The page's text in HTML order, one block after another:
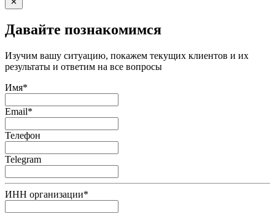
Давайте познакомимся
Изучим вашу ситуацию, покажем текущих клиентов и их
результаты и ответим на все вопросы
Имя*
Email*
Телефон
Telegram
ИНН организации*